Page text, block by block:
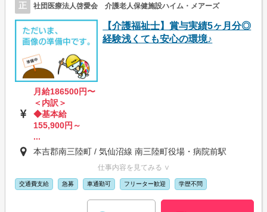
正 社団医療法人啓愛会 介護老人保健施設ハイム・メアーズ
【介護福祉士】賞与実績5ヶ月分◎
経験浅くても安心の環境♪
月給186500円〜
＜内訳＞
◆基本給
155,900円～
...
本吉郡南三陸町 / 気仙沼線 南三陸町役場・病院前駅
仕事内容を見てみる ∨
交通費支給 急募 車通勤可 フリーター歓迎 学歴不問